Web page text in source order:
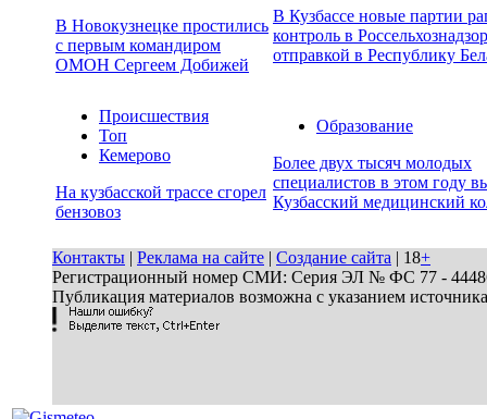
В Новокузнецке простились
с первым командиром
ОМОН Сергеем Добижей
В Кузбассе новые партии
контроль в
отправкой в Республику
Происшествия
Топ
Кемерово
На кузбасской трассе сгорел
бензовоз
Образование
Более двух тысяч молодых
специалистов в этом году
Кузбасский медицинский
Контакты | Реклама на сайте | Создание сайта | 18+
Регистрационный номер СМИ: Серия ЭЛ № ФС 77 - 44486
Публикация материалов возможна с указанием